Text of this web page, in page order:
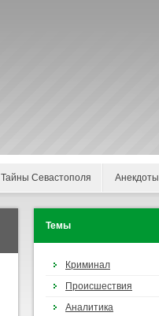
Тайны Севастополя Анекдоты
Темы
Криминал
Происшествия
Аналитика